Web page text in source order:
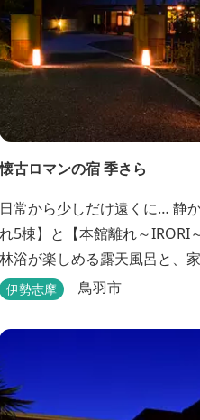
懐古ロマンの宿 季さら
日常から少しだけ遠くに… 静
れ5棟】と【本館離れ～IRORI
林浴が楽しめる露天風呂と、
る内湯がついています。お部
伊勢志摩 鳥羽市